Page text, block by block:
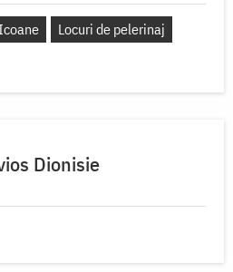
Locuri de pelerinaj
Dionisie